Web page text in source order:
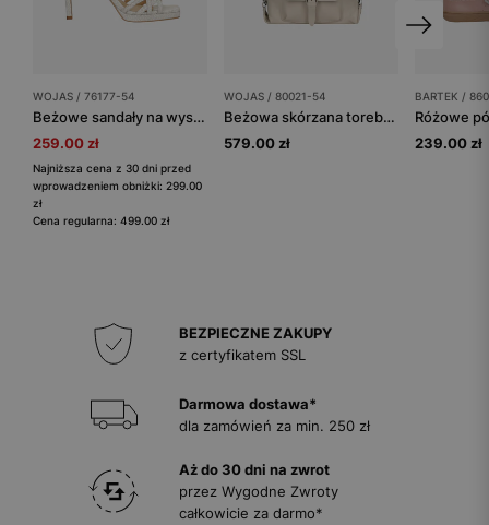
WOJAS / 76177-54
Beżowe sandały na wysokiej szpilce w tłoczony wzór
259.00 zł
Najniższa cena z 30 dni przed
wprowadzeniem obniżki: 299.00
zł
Cena regularna: 499.00 zł
WOJAS / 80021-54
Beżowa skórzana torebka plecak 2w1
579.00 zł
BARTEK /
239.00 zł
BEZPIECZNE ZAKUPY
z certyfikatem SSL
Darmowa dostawa*
dla zamówień za min. 250 zł
Aż do 30 dni na zwrot
przez Wygodne Zwroty
całkowicie za darmo*